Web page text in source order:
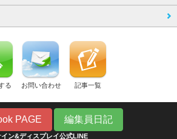
る お問い合わせ 記事一覧
PAGE 編集員日記
イン&ディスプレイ公式LINE